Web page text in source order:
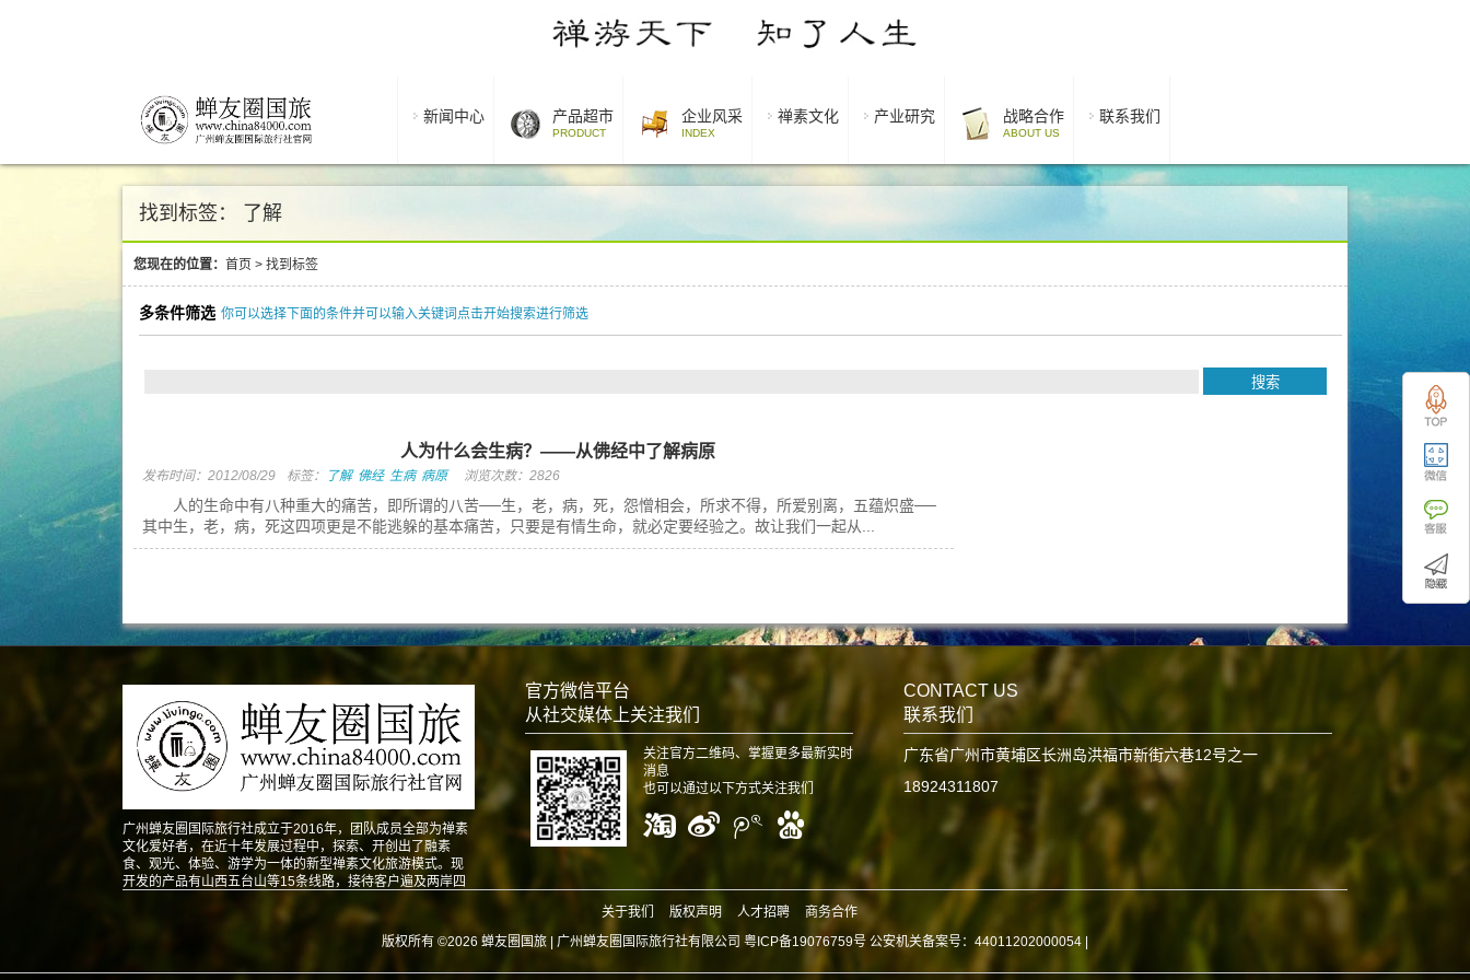
新闻中心 产品超市
PRODUCT
企业风采
INDEX
禅素文化 产业研究 战略合作
ABOUT US
联系我们
找到标签： 了解
您现在的位置： 首页 > 找到标签
多条件筛选 你可以选择下面的条件并可以输入关键词点击开始搜索进行筛选
人为什么会生病？——从佛经中了解病原
发布时间：2012/08/29 标签： 了解 佛经 生病 病原 浏览次数：2826
人的生命中有八种重大的痛苦，即所谓的八苦──生，老，病，死，怨憎相会，所求不得，所爱别离，五蕴炽盛──
其中生，老，病，死这四项更是不能逃躲的基本痛苦，只要是有情生命，就必定要经验之。故让我们一起从...
广州蝉友圈国际旅行社成立于2016年，团队成员全部为禅素
文化爱好者，在近十年发展过程中，探索、开创出了融素
食、观光、体验、游学为一体的新型禅素文化旅游模式。现
开发的产品有山西五台山等15条线路，接待客户遍及两岸四
官方微信平台
从社交媒体上关注我们
关注官方二维码、掌握更多最新实时
消息
也可以通过以下方式关注我们
CONTACT US
联系我们
广东省广州市黄埔区长洲岛洪福市新街六巷12号之一
18924311807
关于我们 版权声明 人才招聘
商务合作
版权所有 ©2026 蝉友圈国旅 | 广州蝉友圈国际旅行社有限公司 粤ICP备19076759号 公安机关备案号：44011202000054